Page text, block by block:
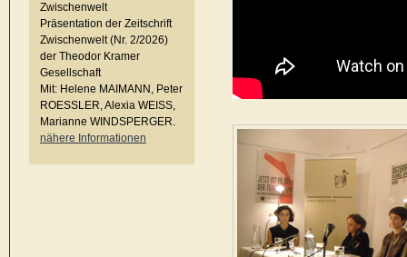
Zwischenwelt
Präsentation der Zeitschrift
Zwischenwelt (Nr. 2/2026)
der Theodor Kramer
Gesellschaft
Mit: Helene MAIMANN, Peter
ROESSLER, Alexia WEISS,
Marianne WINDSPERGER.
nähere Informationen